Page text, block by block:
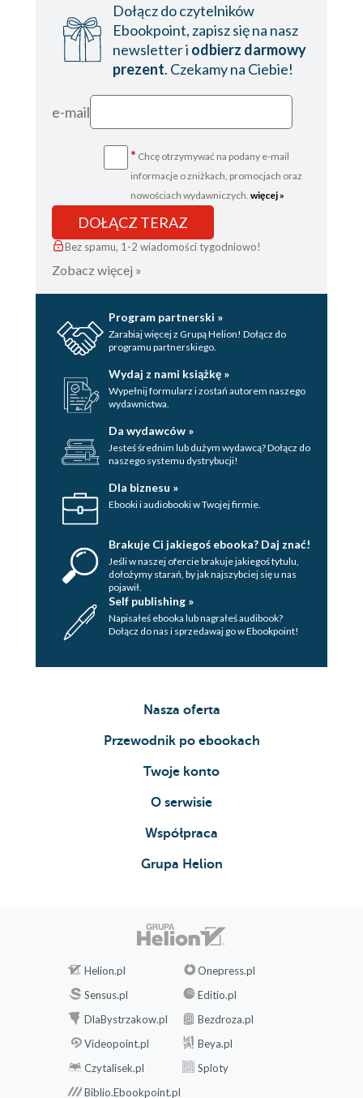
Dołącz do czytelników
Ebookpoint, zapisz się na nasz
newsletter i odbierz darmowy
prezent. Czekamy na Ciebie!
e-mail
* Chcę otrzymywać na podany e-mail
informacje o zniżkach, promocjach oraz
nowościach wydawniczych. więcej »
DOŁĄCZ TERAZ
Bez spamu, 1-2 wiadomości tygodniowo!
Zobacz więcej »
Program partnerski »
Zarabiaj więcej z Grupą Helion! Dołącz do
programu partnerskiego.
Wydaj z nami książkę »
Wypełnij formularz i zostań autorem naszego
wydawnictwa.
Da wydawców »
Jesteś średnim lub dużym wydawcą? Dołącz do
naszego systemu dystrybucji!
Dla biznesu »
Ebooki i audiobooki w Twojej firmie.
Brakuje Ci jakiegoś ebooka? Daj znać!
Jeśli w naszej ofercie brakuje jakiegoś tytulu,
dołożymy starań, by jak najszybciej się u nas
pojawił.
Self publishing »
Napisałeś ebooka lub nagrałeś audibook?
Dołącz do nas i sprzedawaj go w Ebookpoint!
Nasza oferta
Przewodnik po ebookach
Twoje konto
O serwisie
Współpraca
Grupa Helion
Helion.pl
Onepress.pl
Sensus.pl
Editio.pl
DlaBystrzakow.pl
Bezdroza.pl
Videopoint.pl
Beya.pl
Czytalisek.pl
Sploty
Biblio.Ebookpoint.pl